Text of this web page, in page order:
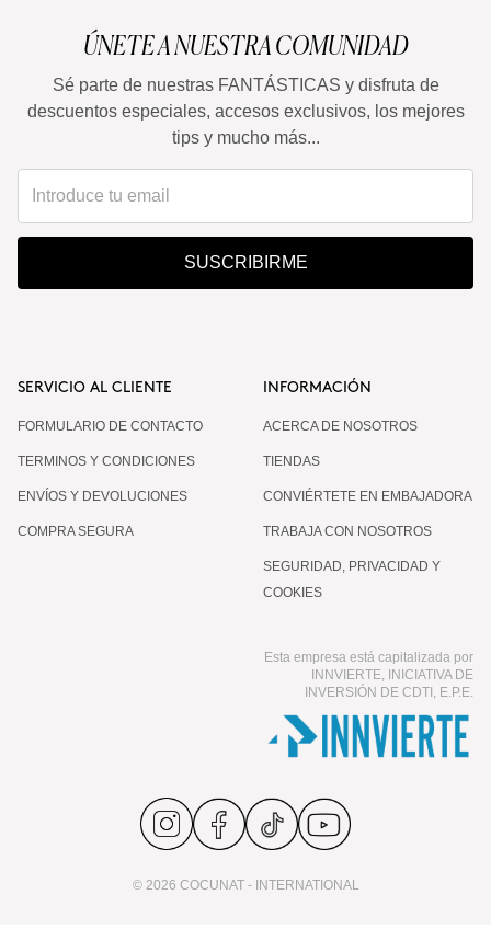
ÚNETE A NUESTRA COMUNIDAD
Sé parte de nuestras FANTÁSTICAS y disfruta de
descuentos especiales, accesos exclusivos, los mejores
tips y mucho más...
SUSCRIBIRME
SERVICIO AL CLIENTE
FORMULARIO DE CONTACTO
TERMINOS Y CONDICIONES
ENVÍOS Y DEVOLUCIONES
COMPRA SEGURA
INFORMACIÓN
ACERCA DE NOSOTROS
TIENDAS
CONVIÉRTETE EN EMBAJADORA
TRABAJA CON NOSOTROS
SEGURIDAD, PRIVACIDAD Y
COOKIES
Esta empresa está capitalizada por
INNVIERTE, INICIATIVA DE
INVERSIÓN DE CDTI, E.P.E.
© 2026 COCUNAT - INTERNATIONAL